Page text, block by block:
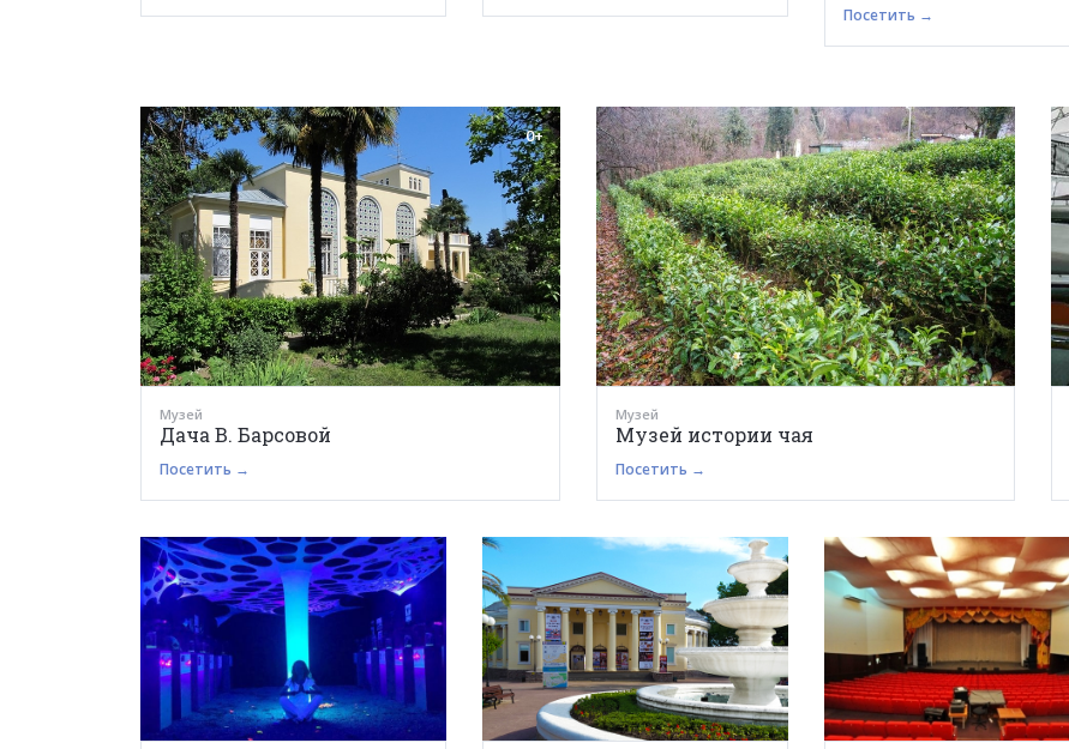
Посетить →
0+
Музей
Дача В. Барсовой
Посетить →
Музей
Музей истории чая
Посетить →